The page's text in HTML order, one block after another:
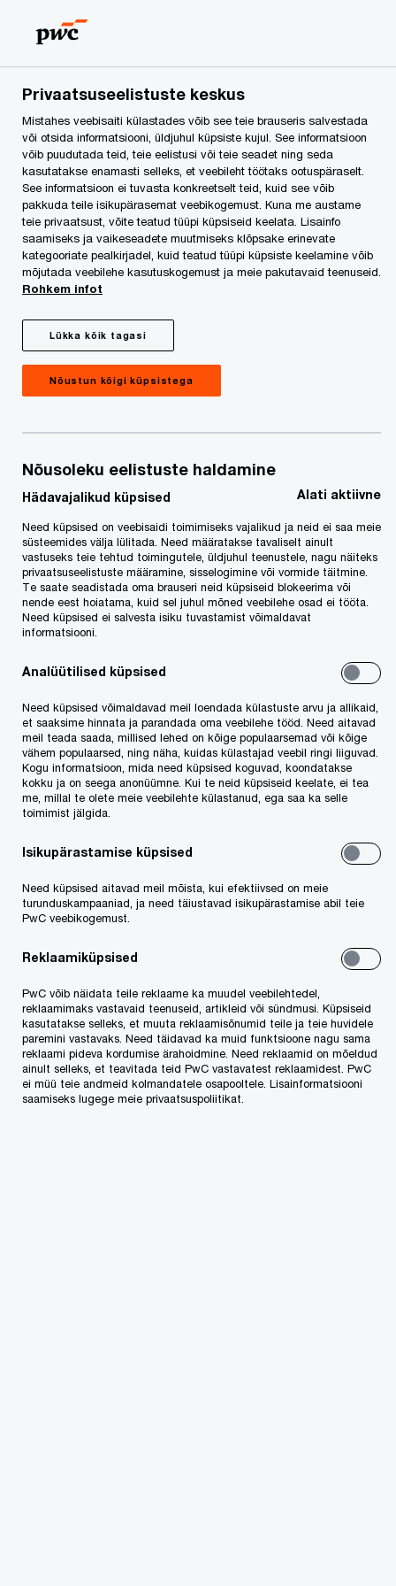
content
footer
PwC Eesti Töötamine PwCs Meie inimesed Markus
Markus
Markus, PwC-s aastast 2020, audiitor
Kuidas jõudsid PwC-sse?
ja sealt saingi juba esmase ülevaate ning
mitmesse kohta, kuid PwC kasuks osutus valik
just esmamulje ja sisetunde põhjal. Inimesed olid
just sellised, nagu mulle sobis!
Milline on Sinu tavaline tööpäev?
Mul on väga paindlik tööpäev, alustan hommikuti
käigus juhendan oma tiimi spetsialiste.Tegelikult
õpetan ja juhendan kogu päeva vältel ning
ülejäänud aja vaatan spetsialistide tööd üle ning
kontrollin, kas kõik on õigesti tehtud. Samuti
jälgin, et kõigil minu tiimiliikmetel oleks ka tööelu
mõistes hea olla (sealhulgas ka meie Botidel!)
kuid täna tegelen nendega pigem siis, kui tiim
vajab tuge keerulisemate probleemide
lahendamisel.
Milline on Sinu kõige põnevam töökogemus?
Mulle ongi kõige põnevam just Botidega
tegelemine, nende organiseerimine ja elluviimine.
Hiljem ka nende kasutamine. Esimest korda, kui
Privaatsuseelistuste keskus
Mistahes veebisaiti külastades võib see teie brauseris salvestada
või otsida informatsiooni, üldjuhul küpsiste kujul. See informatsioon
võib puudutada teid, teie eelistusi või teie seadet ning seda
kasutatakse enamasti selleks, et veebileht töötaks ootuspäraselt.
See informatsioon ei tuvasta konkreetselt teid, kuid see võib
pakkuda teile isikupärasemat veebikogemust. Kuna me austame
teie privaatsust, võite teatud tüüpi küpsiseid keelata. Lisainfo
saamiseks ja vaikeseadete muutmiseks klõpsake erinevate
kategooriate pealkirjadel, kuid teatud tüüpi küpsiste keelamine võib
mõjutada veebilehe kasutuskogemust ja meie pakutavaid teenuseid.
Rohkem infot
Lükka kõik tagasi
Nõustun kõigi küpsistega
Nõusoleku eelistuste haldamine
Hädavajalikud küpsised Alati aktiivne
Need küpsised on veebisaidi toimimiseks vajalikud ja neid ei saa meie
süsteemides välja lülitada. Need määratakse tavaliselt ainult
vastuseks teie tehtud toimingutele, üldjuhul teenustele, nagu näiteks
privaatsuseelistuste määramine, sisselogimine või vormide täitmine.
Te saate seadistada oma brauseri neid küpsiseid blokeerima või
nende eest hoiatama, kuid sel juhul mõned veebilehe osad ei tööta.
Need küpsised ei salvesta isiku tuvastamist võimaldavat
informatsiooni.
Analüütilised küpsised
Need küpsised võimaldavad meil loendada külastuste arvu ja allikaid,
et saaksime hinnata ja parandada oma veebilehe tööd. Need aitavad
meil teada saada, millised lehed on kõige populaarsemad või kõige
vähem populaarsed, ning näha, kuidas külastajad veebil ringi liiguvad.
Kogu informatsioon, mida need küpsised koguvad, koondatakse
kokku ja on seega anonüümne. Kui te neid küpsiseid keelate, ei tea
me, millal te olete meie veebilehte külastanud, ega saa ka selle
toimimist jälgida.
Isikupärastamise küpsised
Need küpsised aitavad meil mõista, kui efektiivsed on meie
turunduskampaaniad, ja need täiustavad isikupärastamise abil teie
PwC veebikogemust.
Reklaamiküpsised
PwC võib näidata teile reklaame ka muudel veebilehtedel,
reklaamimaks vastavaid teenuseid, artikleid või sündmusi. Küpsiseid
kasutatakse selleks, et muuta reklaamisõnumid teile ja teie huvidele
paremini vastavaks. Need täidavad ka muid funktsioone nagu sama
reklaami pideva kordumise ärahoidmine. Need reklaamid on mõeldud
ainult selleks, et teavitada teid PwC vastavatest reklaamidest. PwC
ei müü teie andmeid kolmandatele osapooltele. Lisainformatsiooni
saamiseks lugege meie privaatsuspoliitikat.